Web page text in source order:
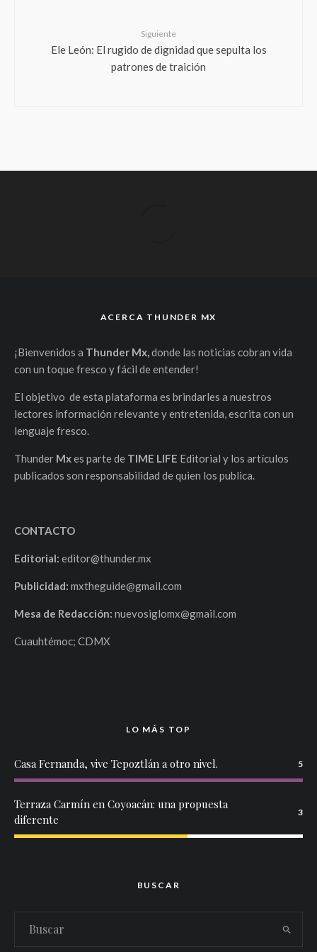
Siguiente
Ele León: El rugido de dignidad que sepulta los
patrones de traición
ACERCA THUNDER MX
¡Bienvenidos a Thunder Mx,donde las noticias cobran vida
con un toque fresco y fácil de entender!
El objetivo de esta plataforma es brindarles a nuestros
lectores información relevante y entretenida, escrita con un
lenguaje fresco.
Thunder Mxes parte de TIME LIFE Editorial y los artículos
publicados son responsabilidad de quien los publica.
CONTACTO
Editorial: editor@thunder.mx
Publicidad: mxtheguide@gmail.com
Mesa de Redacción: nuevosiglomx@gmail.com
Cuauhtémoc; CDMX
LO MÁS TOP
Casa Fernanda, vive Tepoztlán a otro nivel. 5
Terraza Carmín en Coyoacán: una propuesta
diferente
3
BUSCAR